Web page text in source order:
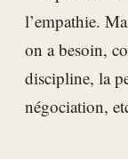
l’empathie.
on a besoin,
discipline, la
négociation,